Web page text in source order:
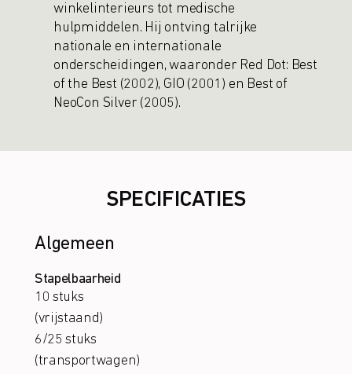
winkelinterieurs tot medische
hulpmiddelen. Hij ontving talrijke
nationale en internationale
onderscheidingen, waaronder Red Dot: Best
of the Best (2002), GIO (2001) en Best of
NeoCon Silver (2005).
SPECIFICATIES
Algemeen
Stapelbaarheid
10 stuks
(vrijstaand)
6/25 stuks
(transportwagen)